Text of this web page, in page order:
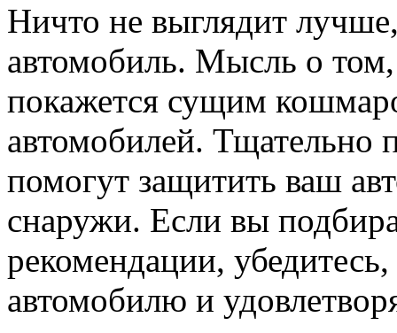
Ничто не выглядит
автомобиль. Мысль о
покажется сущим
автомобилей. Тщательно
помогут защитить ваш
снаружи. Если вы
рекомендации,
автомобилю и